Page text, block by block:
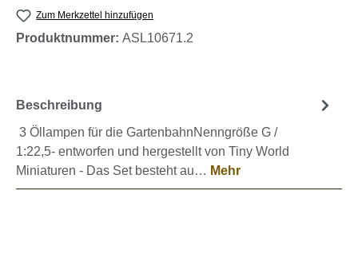
Zum Merkzettel hinzufügen
Produktnummer: ASL10671.2
Beschreibung
3 Öllampen für die GartenbahnNenngröße G /
1:22,5- entworfen und hergestellt von Tiny World
Miniaturen - Das Set besteht au… Mehr